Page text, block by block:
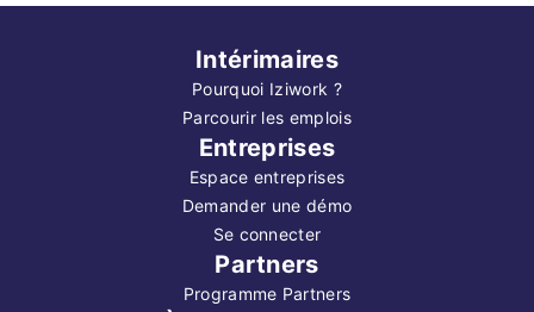
Intérimaires
Pourquoi Iziwork ?
Parcourir les emplois
Entreprises
Espace entreprises
Demander une démo
Se connecter
Partners
Programme Partners